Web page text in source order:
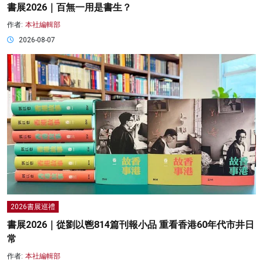
書展2026｜百無一用是書生？
作者: 本社編輯部
2026-08-07
2026書展巡禮
書展2026｜從劉以鬯814篇刊報小品 重看香港60年代市井日
常
作者: 本社編輯部